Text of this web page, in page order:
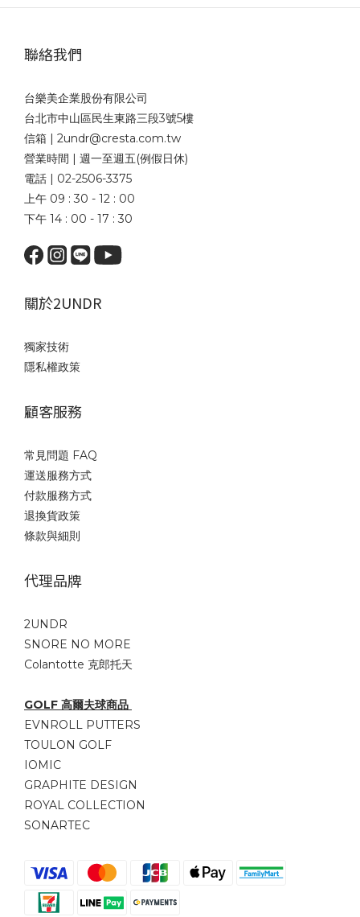
聯絡我們
台樂美企業股份有限公司
台北市中山區民生東路三段3號5樓
信箱 | 2undr@cresta.com.tw
營業時間 | 週一至週五(例假日休)
電話 | 02-2506-3375
上午 09 : 30 - 12 : 00
下午 14 : 00 - 17 : 30
關於2UNDR
獨家技術
隱私權政策
顧客服務
常見問題 FAQ
運送服務方式
付款服務方式
退換貨政策
條款與細則
代理品牌
2UNDR
SNORE NO MORE
Colantotte 克郎托天
GOLF 高爾夫球商品
EVNROLL PUTTERS
TOULON GOLF
IOMIC
GRAPHITE DESIGN
ROYAL COLLECTION
SONARTEC